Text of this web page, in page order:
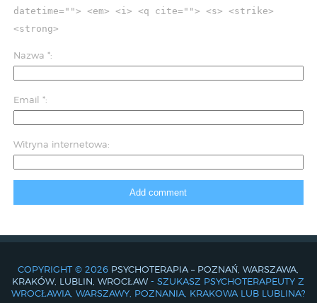
datetime=""> <em> <i> <q cite=""> <s> <strike>
<strong>
Nazwa *
Email *
Witryna internetowa
COPYRIGHT © 2026 PSYCHOTERAPIA – POZNAŃ, WARSZAWA,
KRAKÓW, LUBLIN, WROCŁAW - SZUKASZ PSYCHOTERAPEUTY Z
WROCŁAWIA, WARSZAWY, POZNANIA, KRAKOWA LUB LUBLINA?